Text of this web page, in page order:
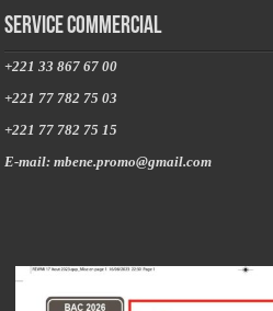
Service commercial
+221 33 867 67 00
+221 77 782 75 03
+221 77 782 75 15
E-mail: mbene.promo@gmail.com